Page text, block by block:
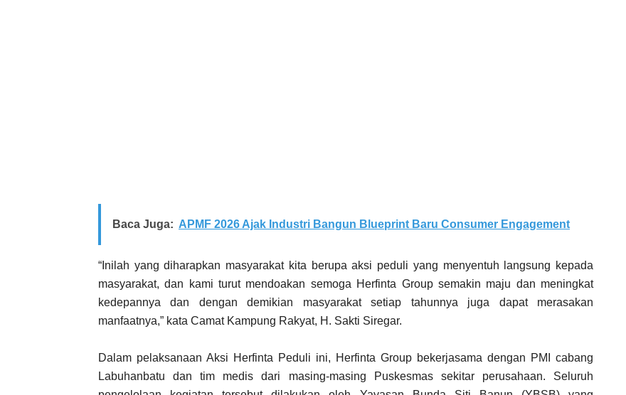
Baca Juga: APMF 2026 Ajak Industri Bangun Blueprint Baru Consumer Engagement
“Inilah yang diharapkan masyarakat kita berupa aksi peduli yang menyentuh langsung kepada
masyarakat, dan kami turut mendoakan semoga Herfinta Group semakin maju dan meningkat
kedepannya dan dengan demikian masyarakat setiap tahunnya juga dapat merasakan
manfaatnya,” kata Camat Kampung Rakyat, H. Sakti Siregar.
Dalam pelaksanaan Aksi Herfinta Peduli ini, Herfinta Group bekerjasama dengan PMI cabang
Labuhanbatu dan tim medis dari masing-masing Puskesmas sekitar perusahaan. Seluruh